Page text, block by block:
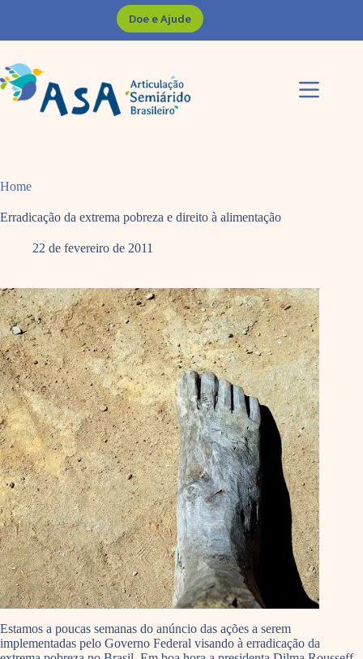
Doe e Ajude
Home
Erradicação da extrema pobreza e direito à alimentação
22 de fevereiro de 2011
Estamos a poucas semanas do anúncio das ações a serem
implementadas pelo Governo Federal visando à erradicação da